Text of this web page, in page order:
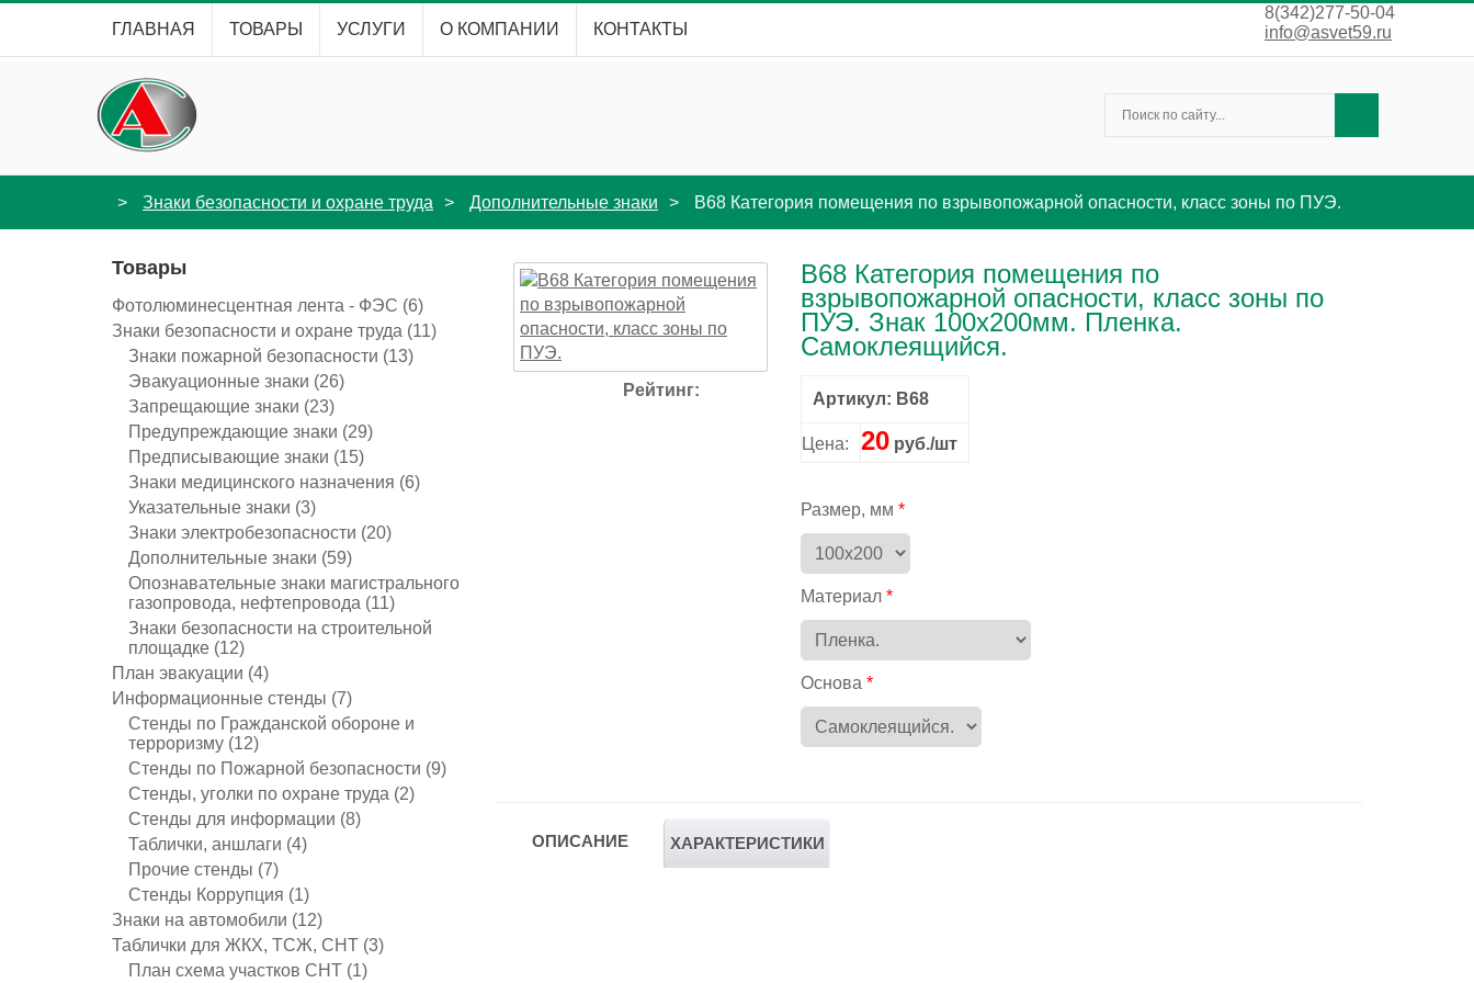
ГЛАВНАЯ ТОВАРЫ УСЛУГИ О КОМПАНИИ КОНТАКТЫ
8(342)277-50-04
info@asvet59.ru
Знаки безопасности и охране труда Дополнительные знаки B68 Категория помещения по взрывопожарной опасности, класс зоны по ПУЭ.
Товары
Фотолюминесцентная лента - ФЭС (6)
Знаки безопасности и охране труда (11)
Знаки пожарной безопасности (13)
Эвакуационные знаки (26)
Запрещающие знаки (23)
Предупреждающие знаки (29)
Предписывающие знаки (15)
Знаки медицинского назначения (6)
Указательные знаки (3)
Знаки электробезопасности (20)
Дополнительные знаки (59)
Опознавательные знаки магистрального
газопровода, нефтепровода (11)
Знаки безопасности на строительной
площадке (12)
План эвакуации (4)
Информационные стенды (7)
Стенды по Гражданской обороне и
терроризму (12)
Стенды по Пожарной безопасности (9)
Стенды, уголки по охране труда (2)
Стенды для информации (8)
Таблички, аншлаги (4)
Прочие стенды (7)
Стенды Коррупция (1)
Знаки на автомобили (12)
Таблички для ЖКХ, ТСЖ, СНТ (3)
План схема участков СНТ (1)
Рейтинг:
B68 Категория помещения по
взрывопожарной опасности, класс зоны по
ПУЭ. Знак 100x200мм. Пленка.
Самоклеящийся.
Артикул: B68
Цена: 20 руб./шт
Размер, мм
Материал
Основа
ОПИСАНИЕ ХАРАКТЕРИСТИКИ